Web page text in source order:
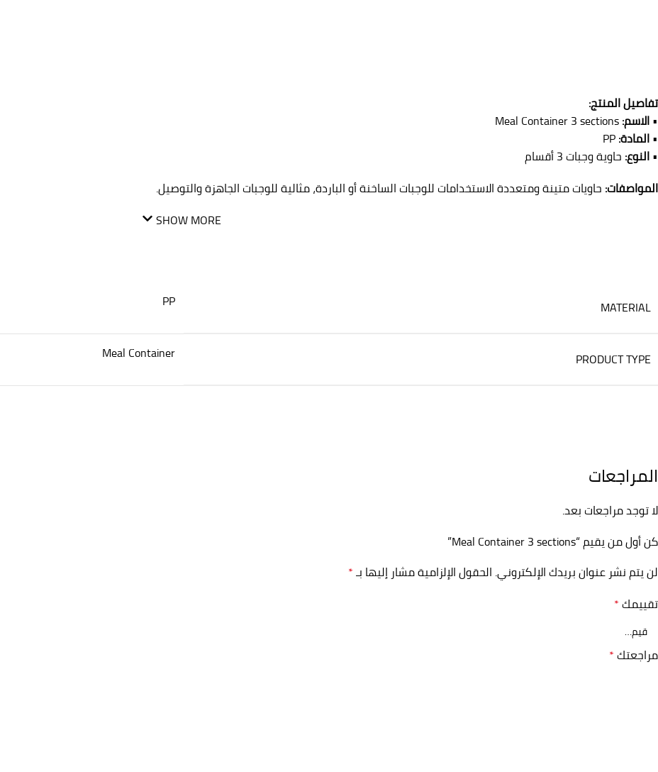
تفاصيل المنتج:
•الاسم:
•المادة:
•النوع: حاوية وجبات 3 أقسام
المواصفات: حاويات متينة ومتعددة الاستخدامات للوجبات الساخنة أو الباردة، مثالية للوجبات الجاهزة والتوصيل.
SHOW MORE
MATERIAL
PP
PRODUCT TYPE
Meal Container
المراجعات
لا توجد مراجعات بعد.
كن أول من يقيم “Meal Container 3 sections”
لن يتم نشر عنوان بريدك الإلكتروني. الحقول الإلزامية مشار إليها بـ*
تقييمك*
مراجعتك*